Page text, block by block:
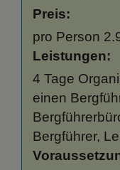
Preis:
pro Person
Leistungen:
4 Tage
einen
Bergführer,